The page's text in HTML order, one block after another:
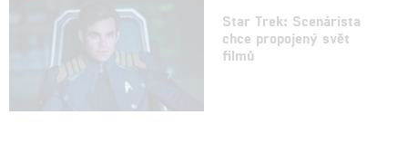
Star Trek: Scenárista
chce propojený svět
filmů